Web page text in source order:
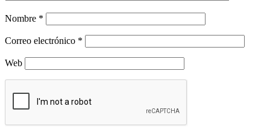
Nombre *
Correo electrónico *
Web